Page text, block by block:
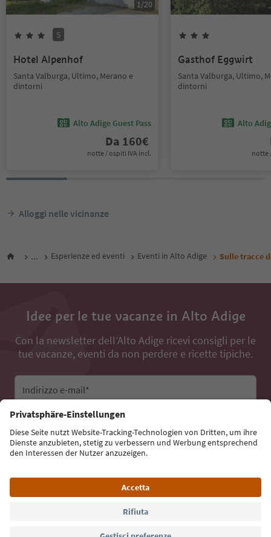
1/20
S
Hotel Alpenhof
Santa Valburga, Ultimo, Merano e
dintorni
Alto Adige Guest Pass
Da 160€
notte / ospiti IVA incl.
Gasthof Eggwirt
Santa Valburga, Ultimo,
dintorni
Alto
notte
Alloggi nelle vicinanze
... Esperienze ed eventi Eventi in Alto Adige Sulle tracce
Idee per le tue vacanze in Alto Adige
Con la newsletter dell’Alto Adige ricevi consigli per le
tue vacanze, eventi da non perdere e ricette tipiche.
Indirizzo e-mail*
Iscriviti alla newsletter